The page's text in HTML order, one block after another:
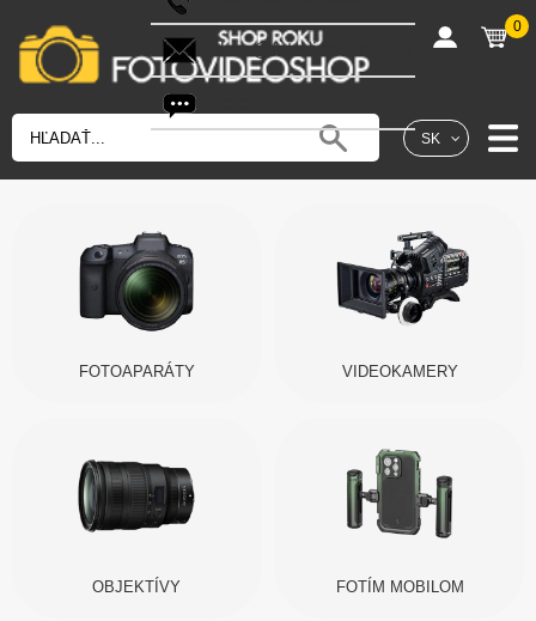
SK
shop@fotovideoshop.sk
0
FOTOAPARÁTY VIDEOKAMERY
OBJEKTÍVY FOTÍM MOBILOM